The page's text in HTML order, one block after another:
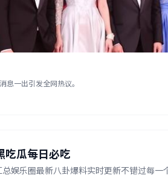
一出引发全网热议。
吃瓜每日必吃
娱乐圈最新八卦爆料实时更新不错过每一